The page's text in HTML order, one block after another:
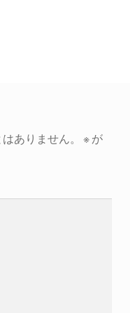
ありません。 ※が